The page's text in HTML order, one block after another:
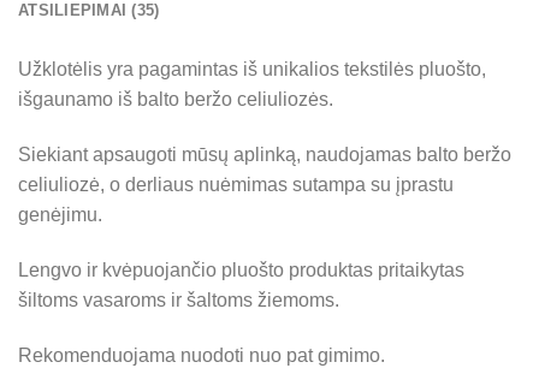
ATSILIEPIMAI (35)
Užklotėlis yra pagamintas iš unikalios tekstilės pluošto,
išgaunamo iš balto beržo celiuliozės.
Siekiant apsaugoti mūsų aplinką, naudojamas balto beržo
celiuliozė, o derliaus nuėmimas sutampa su įprastu
genėjimu.
Lengvo ir kvėpuojančio pluošto produktas pritaikytas
šiltoms vasaroms ir šaltoms žiemoms.
Rekomenduojama nuodoti nuo pat gimimo.